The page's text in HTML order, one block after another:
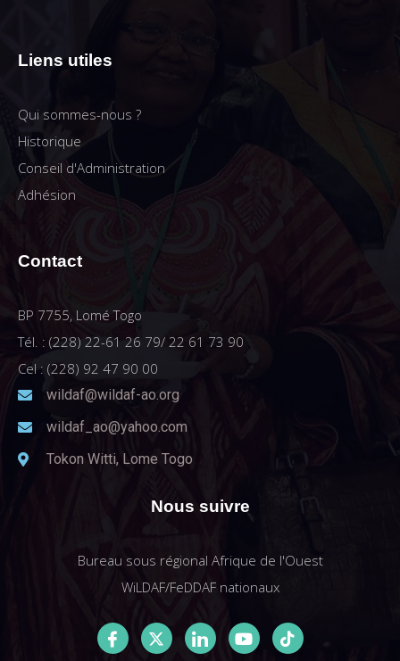
Liens utiles
Qui sommes-nous ?
Historique
Conseil d'Administration
Adhésion
Contact
BP 7755, Lomé Togo
Tél. : (228) 22-61 26 79/ 22 61 73 90
Cel : (228) 92 47 90 00
wildaf@wildaf-ao.org
wildaf_ao@yahoo.com
Tokon Witti, Lome Togo
Nous suivre
Bureau sous régional Afrique de l'Ouest
WiLDAF/FeDDAF nationaux